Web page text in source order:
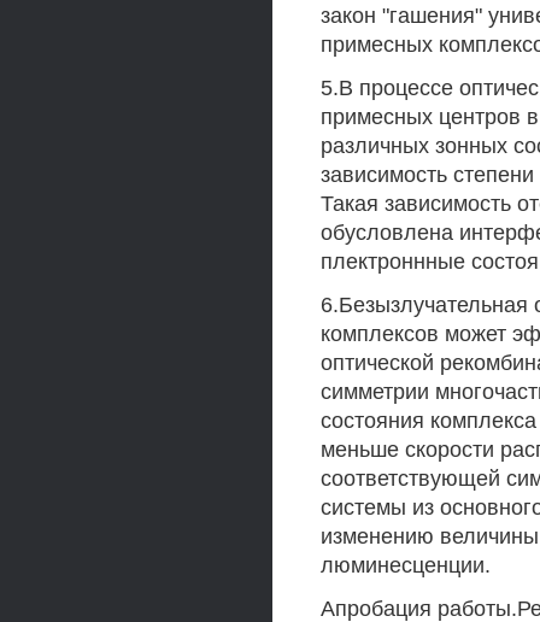
закон "гашения"
примесных
5.В процессе
примесных центров
различных зонных
зависимость
Такая зависимость
обусловлена
плектроннные
6.Безызлучательная
комплексов может
оптической
симметрии
состояния
меньше скорости
соответствующей
системы из
изменению
люминесценции.
Апробация